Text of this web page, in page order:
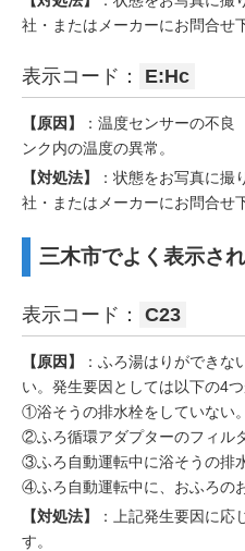
社・またはメーカーにお問合せ
表示コード： E:Hc
【原因】
：温度センサーの不良
ンク内の温度の異常。
【対処法】
：状態をお写真に撮
社・またはメーカーにお問合せ
三木市でよく表示さ
表示コード： C23
【原因】
：ふろ湯はりができな
い。発生要因としては以下の4つ
①浴そうの排水栓をしていない。
②ふろ循環アダプターのフィル
③ふろ自動運転中に浴そうの排
④ふろ自動運転中に、おふろの
【対処法】
：上記発生要因に応
す。